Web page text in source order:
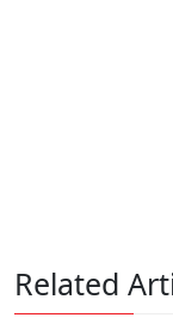
Related